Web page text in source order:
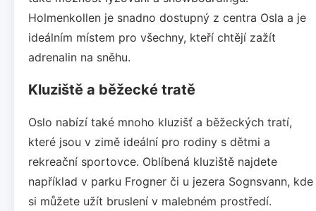
Holmenkollen je snadno dostupný z centra Osla a je
ideálním místem pro všechny, kteří chtějí zažít
adrenalin na sněhu.
Kluziště a běžecké tratě
Oslo nabízí také mnoho kluzišť a běžeckých tratí,
které jsou v zimě ideální pro rodiny s dětmi a
rekreační sportovce. Oblíbená kluziště najdete
například v parku Frogner či u jezera Sognsvann, kde
si můžete užít bruslení v malebném prostředí.